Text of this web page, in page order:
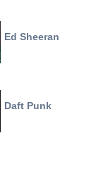
Ed Sheeran
Daft Punk